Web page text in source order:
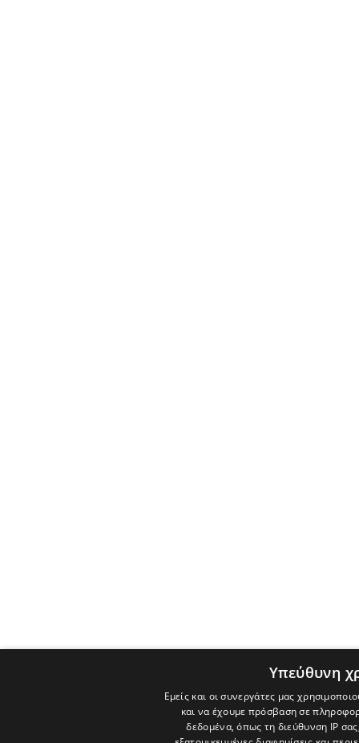
Υπεύθυνη
Εμείς και οι συνεργάτες μας
και να έχουμε πρόσβαση σε
δεδομένα, όπως τη διεύθυνση IP